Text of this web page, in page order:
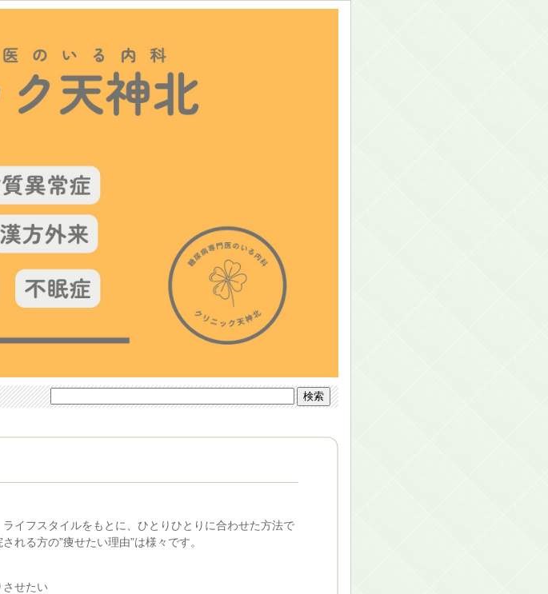
イフスタイルをもとに、ひとりひとりに合わせた方法で
れる方の”痩せたい理由”は様々です。
させたい